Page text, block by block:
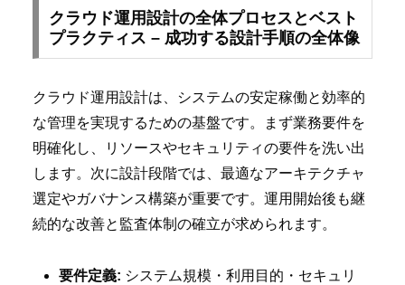
クラウド運用設計の全体プロセスとベスト
プラクティス – 成功する設計手順の全体像
クラウド運用設計は、システムの安定稼働と効率的
な管理を実現するための基盤です。まず業務要件を
明確化し、リソースやセキュリティの要件を洗い出
します。次に設計段階では、最適なアーキテクチャ
選定やガバナンス構築が重要です。運用開始後も継
続的な改善と監査体制の確立が求められます。
要件定義: システム規模・利用目的・セキュリ